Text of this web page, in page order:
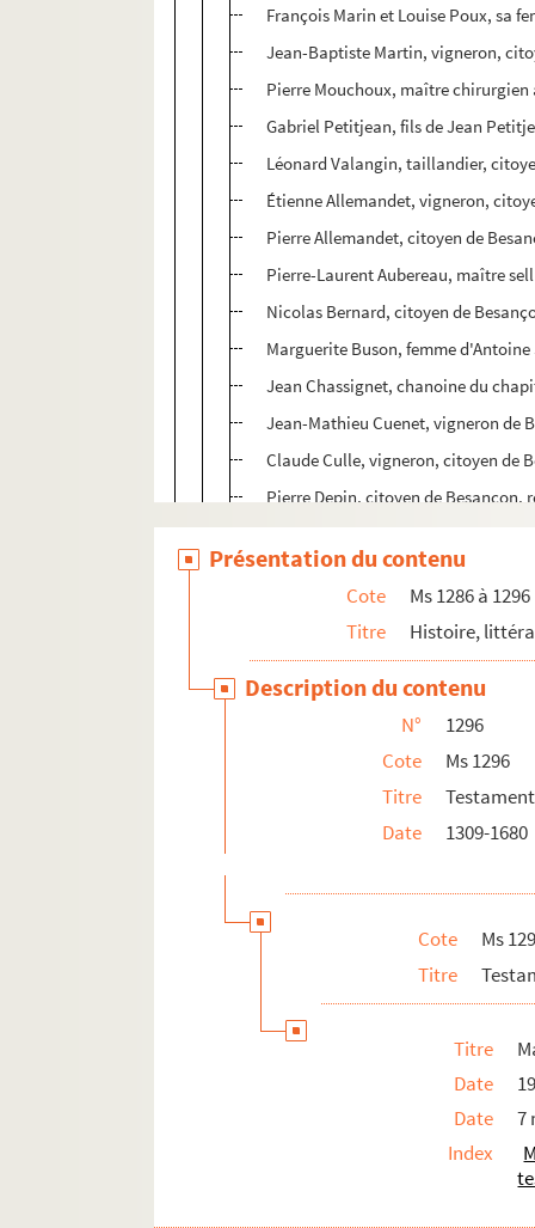
François Marin et Louise Poux, sa
Jean-Baptiste Martin, vigneron,
Pierre Mouchoux, maître chirurgien
Gabriel Petitjean, fils de Jean
Léonard Valangin, taillandier,
Étienne Allemandet, vigneron,
Pierre Allemandet, citoyen de
Pierre-Laurent Aubereau, maître
Nicolas Bernard, citoyen de
Marguerite Buson, femme
Jean Chassignet, chanoine du
Jean-Mathieu Cuenet, vigneron de
Claude Culle, vigneron, citoyen de
Pierre Depin, citoyen de Besançon,
Antoine Dubief, veuve de Claude
Hélène Fau, veuve de Raymond
Pierre Gasinot, sellier, citoyen de
Claude Gignard, vigneron, citoyen
Pierre Gonniot, vigneron, citoyen
François Gousset, de Gy, résidant à
Anatoile Lanchy, veuve d'Étienne
Pierre-François Leschelle,
Jean-Baptiste d'Orival, chanoine
Présentation du contenu
Cote
Ms 1286 à 1296
Titre
Histoire,
Description du contenu
N°
1296
Cote
Ms 1296
Titre
Date
1309-1680
Cote
Ms
Titre
Titre
Date
Date
7
Index